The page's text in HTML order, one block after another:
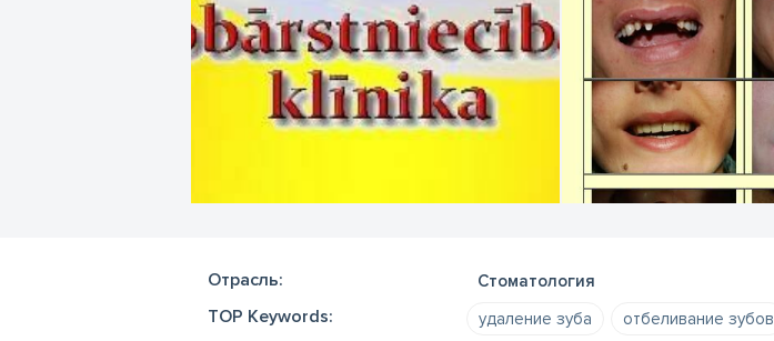
Отрасль: Стоматология
TOP Keywords: удаление зуба отбеливание зубов